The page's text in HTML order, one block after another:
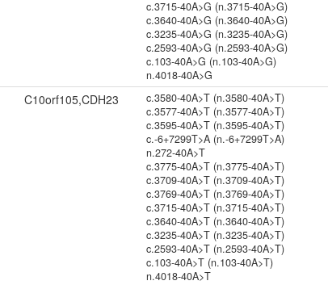
c.3715-40A>G (n.3715-40A>G)
c.3640-40A>G (n.3640-40A>G)
c.3235-40A>G (n.3235-40A>G)
c.2593-40A>G (n.2593-40A>G)
c.103-40A>G (n.103-40A>G)
n.4018-40A>G
C10orf105,CDH23
c.3580-40A>T (n.3580-40A>T)
c.3577-40A>T (n.3577-40A>T)
c.3595-40A>T (n.3595-40A>T)
c.-6+7299T>A (n.-6+7299T>A)
n.272-40A>T
c.3775-40A>T (n.3775-40A>T)
c.3709-40A>T (n.3709-40A>T)
c.3769-40A>T (n.3769-40A>T)
c.3715-40A>T (n.3715-40A>T)
c.3640-40A>T (n.3640-40A>T)
c.3235-40A>T (n.3235-40A>T)
c.2593-40A>T (n.2593-40A>T)
c.103-40A>T (n.103-40A>T)
n.4018-40A>T